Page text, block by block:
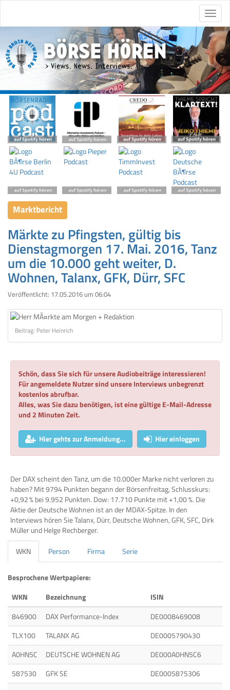
Marktbericht
Märkte zu Pfingsten, gültig bis
Dienstagmorgen 17. Mai. 2016, Tanz
um die 10.000 geht weiter, D.
Wohnen, Talanx, GFK, Dürr, SFC
Veröffentlicht: 17.05.2016 um 06:04
Beitrag: Peter Heinrich
Schön, dass Sie sich für unsere Audiobeiträge interessieren!
Für angemeldete Nutzer sind unsere Interviews unbegrenzt
kostenlos abrufbar.
Alles, was Sie dazu benötigen, ist eine gültige E-Mail-Adresse
und 2 Minuten Zeit.
Hier gehts zur Anmeldung... Hier einloggen
Der DAX scheint den Tanz, um die 10.000er Marke nicht verloren zu
haben? Mit 9794 Punkten begann der Börsenfreitag, Schlusskurs:
+0,92 % bei 9.952 Punkten. Dow: 17.710 Punkte mit +1,00 %. Die
Aktie der Deutsche Wohnen ist an der MDAX-Spitze. In den
Interviews hören Sie Talanx, Dürr, Deutsche Wohnen, GFK, SFC, Dirk
Müller und Helge Rechberger.
WKN
Person Firma Serie
Besprochene Wertpapiere:
WKN
Bezeichnung
ISIN
846900
DAX Performance-Index
DE0008469008
TLX100
TALANX AG
DE0005790430
A0HN5C
DEUTSCHE WOHNEN AG
DE000A0HN5C6
587530
GFK SE
DE0005875306